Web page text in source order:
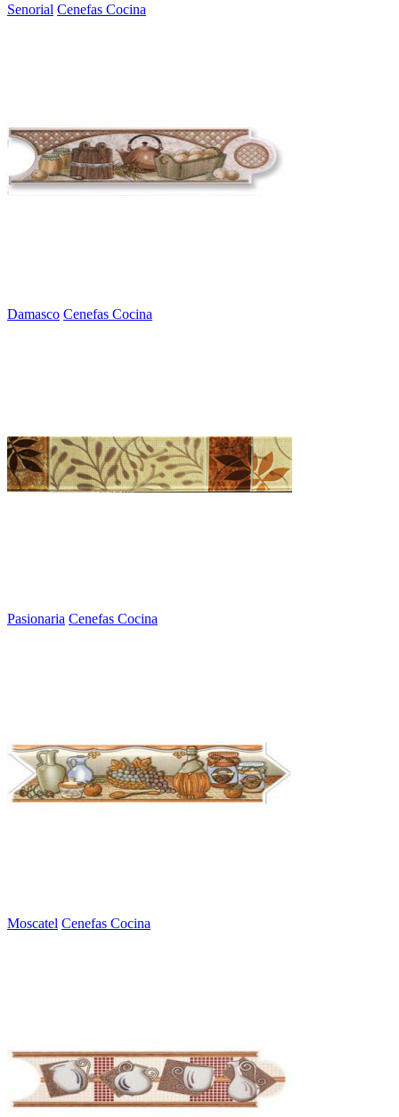
Senorial Cenefas Cocina
Damasco Cenefas Cocina
Pasionaria Cenefas Cocina
Moscatel Cenefas Cocina